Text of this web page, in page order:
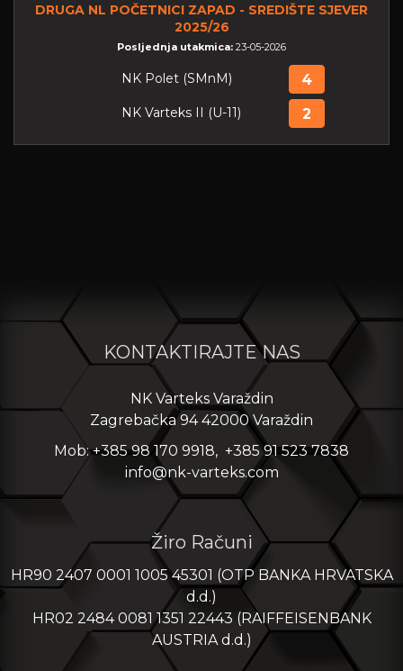
DRUGA NL POČETNICI ZAPAD - SREDIŠTE SJEVER
2025/26
Posljednja utakmica: 23-05-2026
NK Polet (SMnM) 4
NK Varteks II (U-11) 2
KONTAKTIRAJTE NAS
NK Varteks Varaždin
Zagrebačka 94 42000 Varaždin
Mob: +385 98 170 9918, +385 91 523 7838
info@nk-varteks.com
Žiro Računi
HR90 2407 0001 1005 45301 (OTP BANKA HRVATSKA
d.d.)
HR02 2484 0081 1351 22443 (RAIFFEISENBANK
AUSTRIA d.d.)